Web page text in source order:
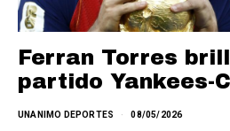
Ferran Torres
partido Yankees-
UNANIMO DEPORTES 08/05/2026